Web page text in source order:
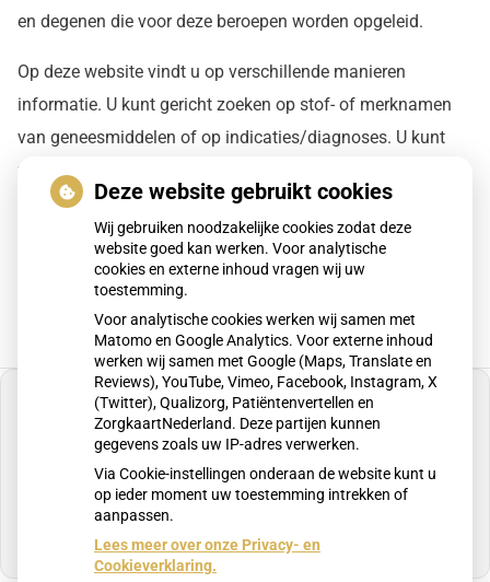
en degenen die voor deze beroepen worden opgeleid.
Op deze website vindt u op verschillende manieren
informatie. U kunt gericht zoeken op stof- of merknamen
van geneesmiddelen of op indicaties/diagnoses. U kunt
zoeken in specifieke geneesmiddelenteksten of in
achtergrondinformatie.
Ga naar het
Farmacotherapeutisch Kompas
U heeft geen toestemming gegeven voor
externe inhoud die nodig is om dit te zien.
Cookie-instellingen wijzigen
Deze website gebruikt cookies
Wij gebruiken noodzakelijke cookies zodat deze
website goed kan werken. Voor analytische
cookies en externe inhoud vragen wij uw
toestemming.
Voor analytische cookies werken wij samen met
Matomo en Google Analytics. Voor externe inhoud
werken wij samen met Google (Maps, Translate en
Reviews), YouTube, Vimeo, Facebook, Instagram, X
(Twitter), Qualizorg, Patiëntenvertellen en
ZorgkaartNederland. Deze partijen kunnen
gegevens zoals uw IP-adres verwerken.
Via Cookie-instellingen onderaan de website kunt u
op ieder moment uw toestemming intrekken of
aanpassen.
Lees meer over onze Privacy- en
Cookieverklaring.